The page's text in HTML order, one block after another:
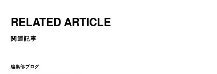
RELATED ARTICLE
関連記事
編集部ブログ